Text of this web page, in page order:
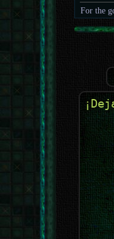
For the